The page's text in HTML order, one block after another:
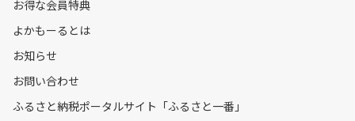
お得な会員特典
よかもーるとは
お知らせ
お問い合わせ
ふるさと納税ポータルサイト「ふるさと一番」